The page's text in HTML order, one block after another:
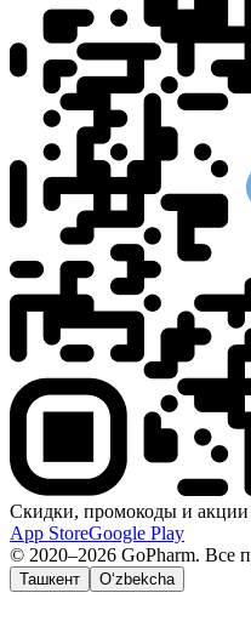
Скидки, промокоды и
App StoreGoogle Play
© 2020–2026 GoPharm. Все
Ташкент O‘zbekcha